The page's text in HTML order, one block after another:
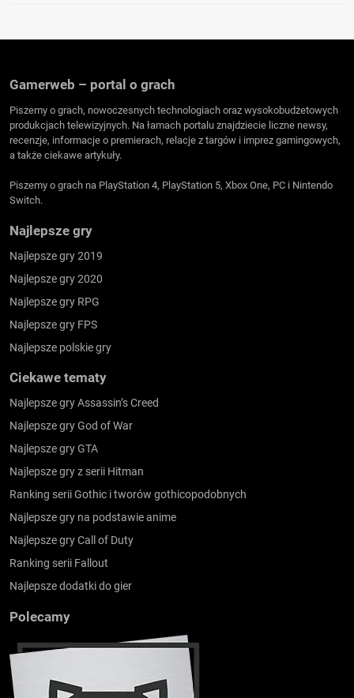
Gamerweb – portal o grach
Piszemy o grach, nowoczesnych technologiach oraz wysokobudżetowych
produkcjach telewizyjnych. Na łamach portalu znajdziecie liczne newsy,
recenzje, informacje o premierach, relacje z targów i imprez gamingowych,
a także ciekawe artykuły.
Piszemy o grach na PlayStation 4, PlayStation 5, Xbox One, PC i Nintendo
Switch.
Najlepsze gry
Najlepsze gry 2019
Najlepsze gry 2020
Najlepsze gry RPG
Najlepsze gry FPS
Najlepsze polskie gry
Ciekawe tematy
Najlepsze gry Assassin’s Creed
Najlepsze gry God of War
Najlepsze gry GTA
Najlepsze gry z serii Hitman
Ranking serii Gothic i tworów gothicopodobnych
Najlepsze gry na podstawie anime
Najlepsze gry Call of Duty
Ranking serii Fallout
Najlepsze dodatki do gier
Polecamy